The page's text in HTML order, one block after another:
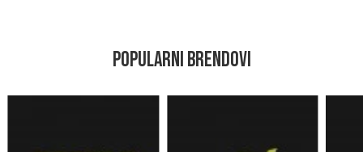
POPULARNI BRENDOVI